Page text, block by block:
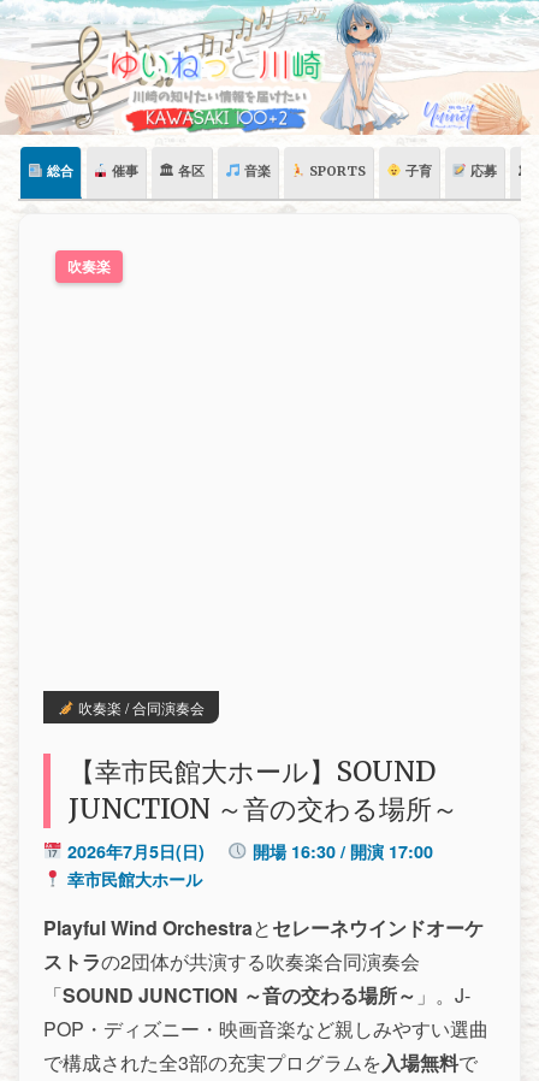
Skip
content
総合 催事 🏛 各区 音楽 SPORTS 子育 応募 🏛
吹奏楽
吹奏楽 / 合同演奏会
【幸市民館大ホール】SOUND
JUNCTION ～音の交わる場所～
2026年7月5日(日)
開場 16:30 / 開演 17:00
幸市民館大ホール
Playful Wind Orchestraとセレーネウインドオーケ
ストラの2団体が共演する吹奏楽合同演奏会
「SOUND JUNCTION ～音の交わる場所～ 」。J-
POP・ディズニー・映画音楽など親しみやすい選曲
で構成された全3部の充実プログラムを入場無料で